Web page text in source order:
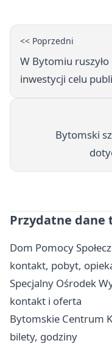
<< Poprzedni
W Bytomiu
inwestycji celu
Bytomski
Przydatne dane
Dom Pomocy
kontakt, pobyt,
Specjalny Ośrodek
kontakt i oferta
Bytomskie Centrum
bilety, godziny